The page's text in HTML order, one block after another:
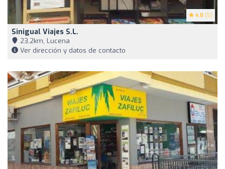
4.8 (5)
Sinigual Viajes S.L.
23,2km, Lucena
Ver dirección y datos de contacto